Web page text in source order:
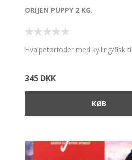
ORIJEN PUPPY 2 KG.
Hvalpetørfoder med kylling/fisk
345 DKK